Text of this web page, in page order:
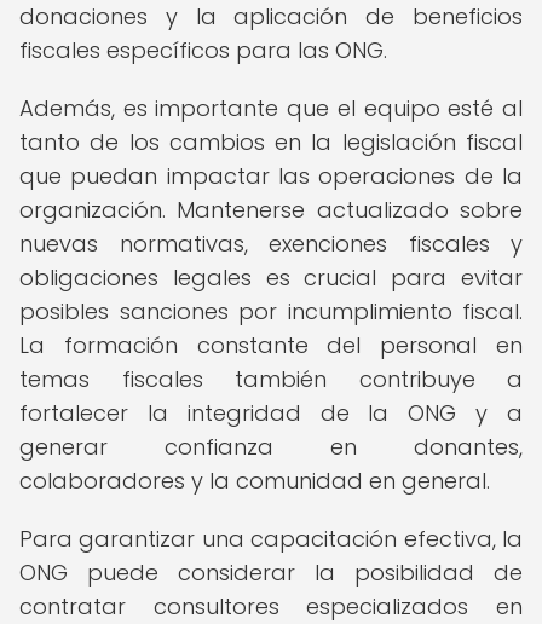
donaciones y la aplicación de beneficios
fiscales específicos para las ONG.
Además, es importante que el equipo esté al
tanto de los cambios en la legislación fiscal
que puedan impactar las operaciones de la
organización. Mantenerse actualizado sobre
nuevas normativas, exenciones fiscales y
obligaciones legales es crucial para evitar
posibles sanciones por incumplimiento fiscal.
La formación constante del personal en
temas fiscales también contribuye a
fortalecer la integridad de la ONG y a
generar confianza en donantes,
colaboradores y la comunidad en general.
Para garantizar una capacitación efectiva, la
ONG puede considerar la posibilidad de
contratar consultores especializados en